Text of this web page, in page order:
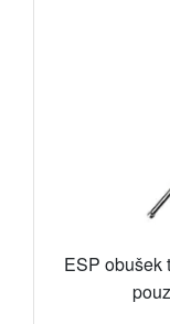
ESP obušek